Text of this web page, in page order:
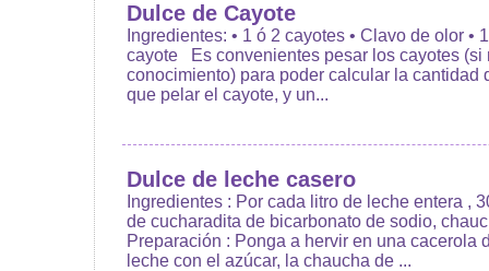
Dulce de Cayote
Ingredientes: • 1 ó 2 cayotes • Clavo de olor •
cayote Es convenientes pesar los cayotes (si
conocimiento) para poder calcular la cantidad
que pelar el cayote, y un...
Dulce de leche casero
Ingredientes : Por cada litro de leche entera ,
de cucharadita de bicarbonato de sodio,
Preparación : Ponga a hervir en una cacerola
leche con el azúcar, la chaucha de ...